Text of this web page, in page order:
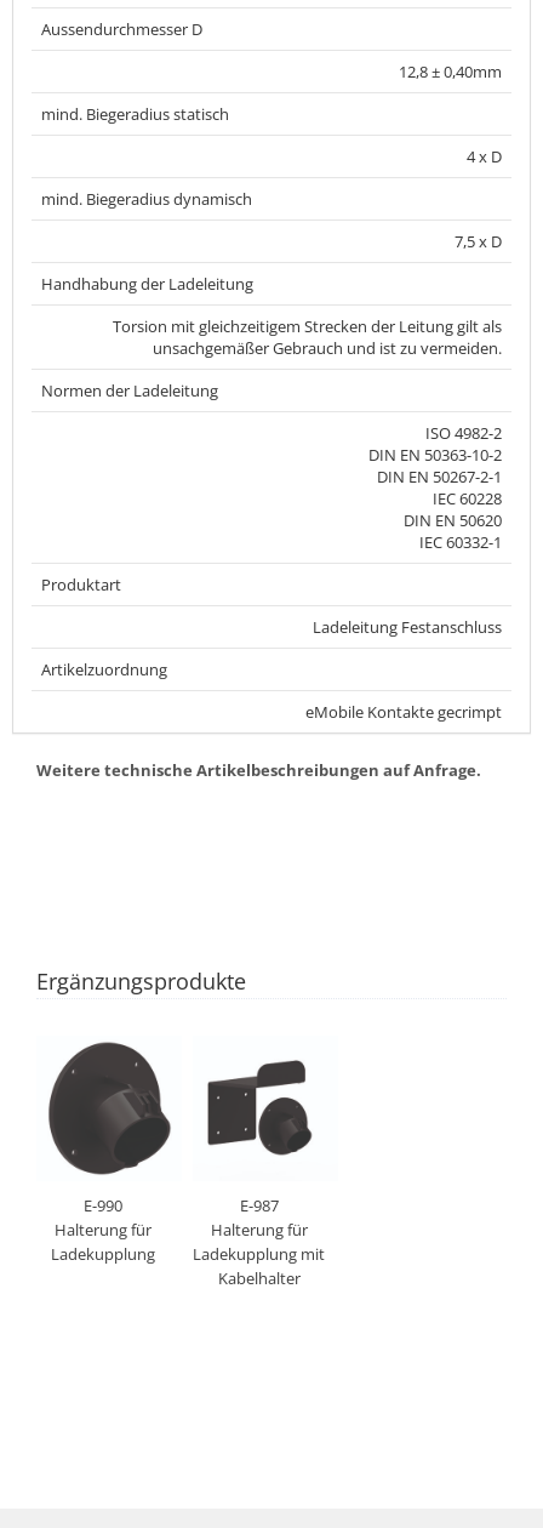
Aussendurchmesser D
12,8 ± 0,40mm
mind. Biegeradius statisch
4 x D
mind. Biegeradius dynamisch
7,5 x D
Handhabung der Ladeleitung
Torsion mit gleichzeitigem Strecken der Leitung gilt als
unsachgemäßer Gebrauch und ist zu vermeiden.
Normen der Ladeleitung
ISO 4982-2
DIN EN 50363-10-2
DIN EN 50267-2-1
IEC 60228
DIN EN 50620
IEC 60332-1
Produktart
Ladeleitung Festanschluss
Artikelzuordnung
eMobile Kontakte gecrimpt
Weitere technische Artikelbeschreibungen auf Anfrage.
Ergänzungsprodukte
E-990
Halterung für
Ladekupplung
E-987
Halterung für
Ladekupplung mit
Kabelhalter